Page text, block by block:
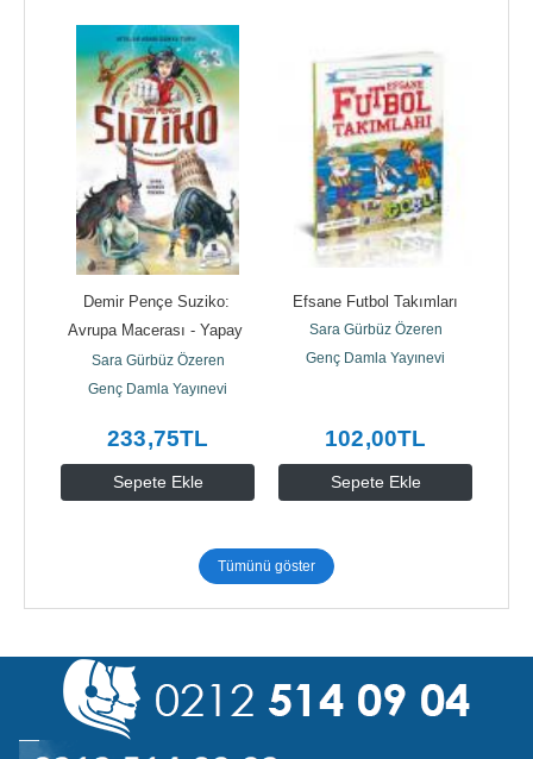
Sepete Ekle
Demir Pençe Suziko:
Avrupa Macerası - Yapay
Zeka Robotu (Ciltli)
Sara Gürbüz Özeren
Genç Damla Yayınevi
233,75TL
Sepete Ekle
Efsane Futbol Takımları
Sara Gürbüz Özeren
Genç Damla Yayınevi
102,00TL
Tümünü göster